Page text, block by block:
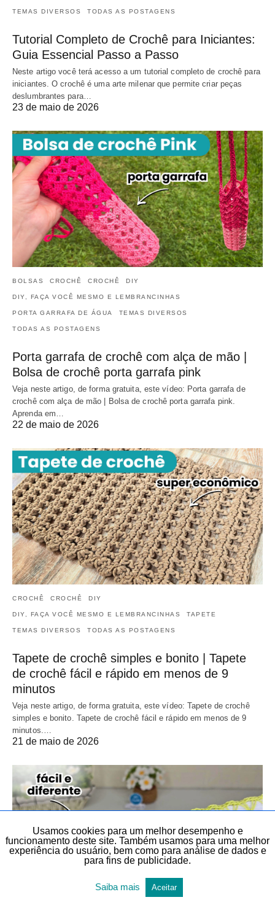
TEMAS DIVERSOS TODAS AS POSTAGENS
Tutorial Completo de Crochê para Iniciantes:
Guia Essencial Passo a Passo
Neste artigo você terá acesso a um tutorial completo de crochê para
iniciantes. O crochê é uma arte milenar que permite criar peças
deslumbrantes para…
23 de maio de 2026
BOLSAS CROCHÊ CROCHÊ DIY
DIY, FAÇA VOCÊ MESMO E LEMBRANCINHAS
PORTA GARRAFA DE ÁGUA TEMAS DIVERSOS
TODAS AS POSTAGENS
Porta garrafa de crochê com alça de mão |
Bolsa de crochê porta garrafa pink
Veja neste artigo, de forma gratuita, este vídeo: Porta garrafa de
crochê com alça de mão | Bolsa de crochê porta garrafa pink.
Aprenda em…
22 de maio de 2026
CROCHÊ CROCHÊ DIY
DIY, FAÇA VOCÊ MESMO E LEMBRANCINHAS TAPETE
TEMAS DIVERSOS TODAS AS POSTAGENS
Tapete de crochê simples e bonito | Tapete
de crochê fácil e rápido em menos de 9
minutos
Veja neste artigo, de forma gratuita, este vídeo: Tapete de crochê
simples e bonito. Tapete de crochê fácil e rápido em menos de 9
minutos.…
21 de maio de 2026
Usamos cookies para um melhor desempenho e
funcionamento deste site. Também usamos para uma melhor
experiência do usuário, bem como para análise de dados e
para fins de publicidade.
Saiba mais Aceitar